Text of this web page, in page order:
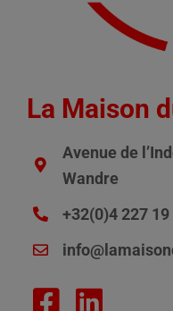
La Maison
Avenue de
Wandre
+32(0)4 227 19